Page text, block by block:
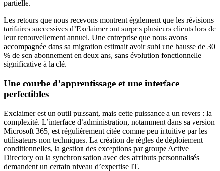
partielle.
Les retours que nous recevons montrent également que les révisions
tarifaires successives d’Exclaimer ont surpris plusieurs clients lors de
leur renouvellement annuel. Une entreprise que nous avons
accompagnée dans sa migration estimait avoir subi une hausse de 30
% de son abonnement en deux ans, sans évolution fonctionnelle
significative à la clé.
Une courbe d’apprentissage et une interface
perfectibles
Exclaimer est un outil puissant, mais cette puissance a un revers : la
complexité. L’interface d’administration, notamment dans sa version
Microsoft 365, est régulièrement citée comme peu intuitive par les
utilisateurs non techniques. La création de règles de déploiement
conditionnelles, la gestion des exceptions par groupe Active
Directory ou la synchronisation avec des attributs personnalisés
demandent un certain niveau d’expertise IT.